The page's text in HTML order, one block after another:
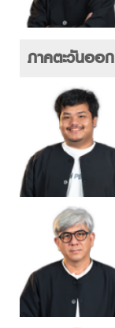
ภาคตะวันออก